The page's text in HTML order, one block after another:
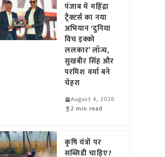
पंजाब में महिंद्रा
ट्रैक्टर्स का नया
अभियान ‘दुनिया
विच इक्को
ललकार’ लॉन्च,
सुखबीर सिंह और
परमिश वर्मा बने
चेहरा
August 4, 2026
2 min read
कृषि यंत्रों पर
सब्सिडी चाहिए?